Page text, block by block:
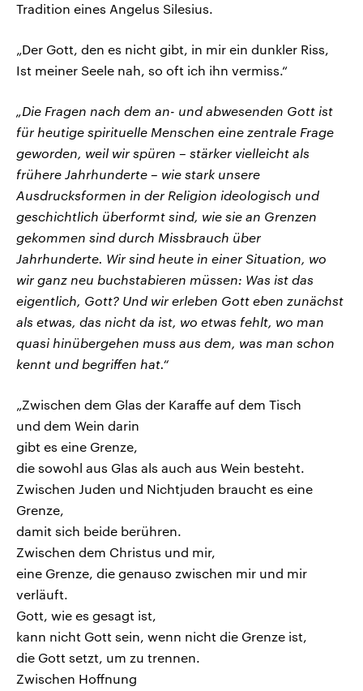
Tradition eines Angelus Silesius.
„Der Gott, den es nicht gibt, in mir ein dunkler Riss,
Ist meiner Seele nah, so oft ich ihn vermiss.“
„Die Fragen nach dem an- und abwesenden Gott ist
für heutige spirituelle Menschen eine zentrale Frage
geworden, weil wir spüren – stärker vielleicht als
frühere Jahrhunderte – wie stark unsere
Ausdrucksformen in der Religion ideologisch und
geschichtlich überformt sind, wie sie an Grenzen
gekommen sind durch Missbrauch über
Jahrhunderte. Wir sind heute in einer Situation, wo
wir ganz neu buchstabieren müssen: Was ist das
eigentlich, Gott? Und wir erleben Gott eben zunächst
als etwas, das nicht da ist, wo etwas fehlt, wo man
quasi hinübergehen muss aus dem, was man schon
kennt und begriffen hat.“
„Zwischen dem Glas der Karaffe auf dem Tisch
und dem Wein darin
gibt es eine Grenze,
die sowohl aus Glas als auch aus Wein besteht.
Zwischen Juden und Nichtjuden braucht es eine
Grenze,
damit sich beide berühren.
Zwischen dem Christus und mir,
eine Grenze, die genauso zwischen mir und mir
verläuft.
Gott, wie es gesagt ist,
kann nicht Gott sein, wenn nicht die Grenze ist,
die Gott setzt, um zu trennen.
Zwischen Hoffnung